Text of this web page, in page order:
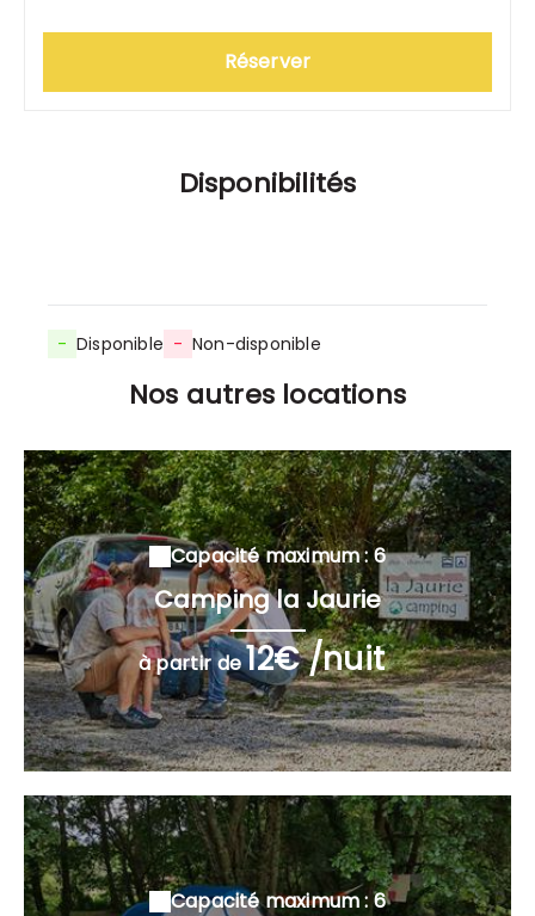
Réserver
Disponibilités
- Disponible - Non-disponible
Nos autres locations
Capacité maximum : 6
Camping la Jaurie
à partir de12€ /nuit
Capacité maximum : 6